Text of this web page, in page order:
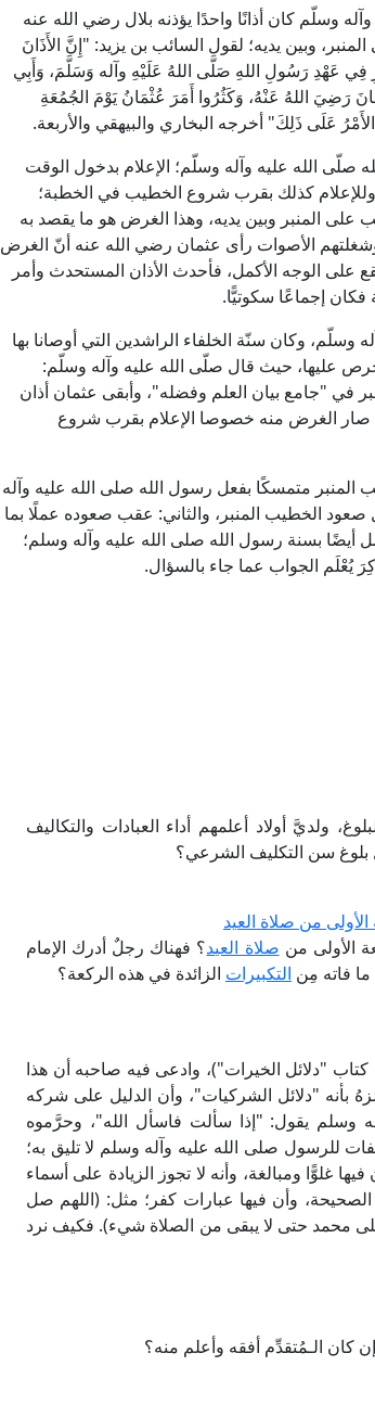
وسلّم كان أذانًا واحدًا يؤذنه بلال رضي الله عنه
وبين يديه؛ لقول السائب بن يزيد: "إِنَّ الأَذَانَ
فِي عَهْدِ رَسُولِ اللهِ صَلَّى اللهُ عَلَيْهِ وآله وَسَلَّمَ، وَأَبِي
رَضِيَ اللهُ عَنْهُ، وَكَثُرُوا أَمَرَ عُثْمَانُ يَوْمَ الجُمُعَةِ
عَلَى ذَلِكَ" أخرجه البخاري والبيهقي والأربعة.
الله عليه وآله وسلّم؛ الإعلام بدخول الوقت
كذلك بقرب شروع الخطيب في الخطبة؛
المنبر وبين يديه، وهذا الغرض هو ما يقصد به
وشغلتهم الأصوات رأى عثمان رضي الله عنه أنّ الغرض
على الوجه الأكمل، فأحدث الأذان المستحدث وأمر
إجماعًا سكوتيًّا.
وكان سنّة الخلفاء الراشدين التي أوصانا بها
عليها، حيث قال صلّى الله عليه وآله وسلّم:
في "جامع بيان العلم وفضله"، وأبقى عثمان أذان
صار الغرض منه خصوصا الإعلام بقرب شروع
متمسكًا بفعل رسول الله صلى الله عليه وآله
الخطيب المنبر، والثاني: عقب صعوده عملًا بما
بسنة رسول الله صلى الله عليه وآله وسلم؛
يُعْلَم الجواب عما جاء بالسؤال.
ولديَّ أولاد أعلمهم أداء العبادات والتكاليف
بلوغ سن التكليف الشرعي؟
من صلاة العيد
الأولى من صلاة العيد؟ فهناك رجلٌ أدرك الإمام
فاته مِن التكبيرات الزائدة في هذه الركعة؟
"دلائل الخيرات")، وادعى فيه صاحبه أن هذا
بأنه "دلائل الشركيات"، وأن الدليل على شركه
وسلم يقول: "إذا سألت فاسأل الله"، وحرَّموه
للرسول صلى الله عليه وآله وسلم لا تليق به؛
غلوًّا ومبالغة، وأنه لا تجوز الزيادة على أسماء
وأن فيها عبارات كفر؛ مثل: (اللهم صل
محمد حتى لا يبقى من الصلاة شيء). فكيف نرد
كان الـمُتقدِّم أفقه وأعلم منه؟